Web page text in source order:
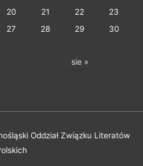
sie »
20 21 22
23
27 28 29
30
Oddział Związku Literatów